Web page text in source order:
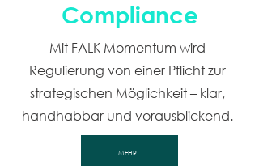
Compliance
Mit FALK Momentum wird
Regulierung von einer Pflicht zur
strategischen Möglichkeit – klar,
handhabbar und vorausblickend.
MEHR